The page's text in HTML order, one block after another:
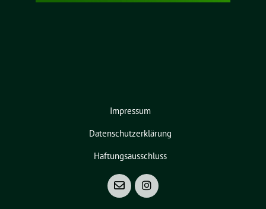
Impressum
Datenschutzerklärung
Haftungsausschluss